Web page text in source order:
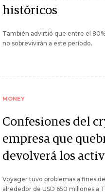
históricos
También advirtió que entre el
no sobrevivirán a este período.
MONEY
Confesiones del
empresa que
devolverá los
Voyager tuvo problemas a fines
alrededor de USD 650 millones a